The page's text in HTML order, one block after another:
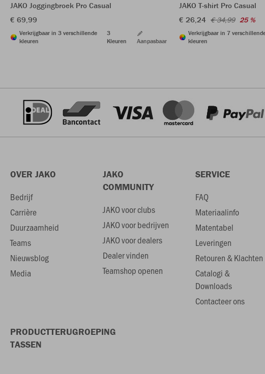
JAKO Joggingbroek Pro Casual
€ 69,99
Verkrijgbaar in 3 verschillende
kleuren
3
Kleuren
Aanpasbaar
JAKO T-shirt Pro Casual
€ 26,24 € 34,99 25 %
Verkrijgbaar in 7
kleuren
OVER JAKO
Bedrijf
Carrière
Duurzaamheid
Teams
Nieuwsblog
Media
JAKO
COMMUNITY
JAKO voor clubs
JAKO voor bedrijven
JAKO voor dealers
Dealer vinden
Teamshop openen
SERVICE
FAQ
Materiaalinfo
Matentabel
Leveringen
Retouren & Klachten
Catalogi &
Downloads
Contacteer ons
PRODUCTTERUGROEPING
TASSEN